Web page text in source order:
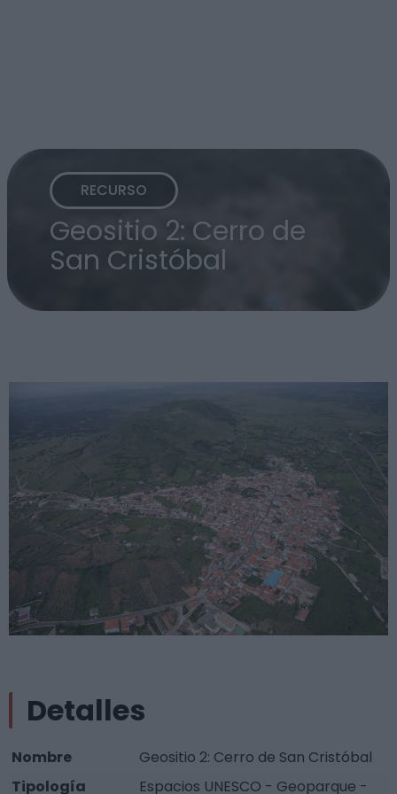
RECURSO
Geositio 2: Cerro de
San Cristóbal
Detalles
Nombre
Geositio 2: Cerro de San Cristóbal
Tipología
Espacios UNESCO - Geoparque -